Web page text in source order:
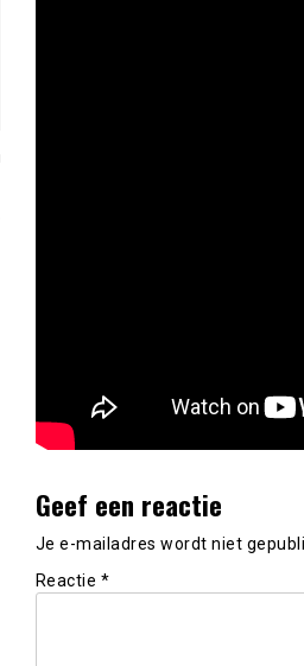
Geef een reactie
Je e-mailadres wordt niet
Reactie *